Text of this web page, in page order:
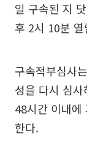
일 구속된 지
후 2시 10분
구속적부심사
성을 다시 심
48시간 이내에
한다.